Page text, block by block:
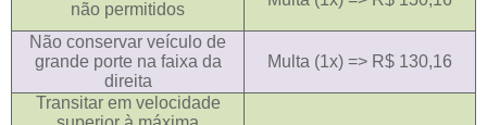
não permitidos
Não conservar veículo de
grande porte na faixa da
direita
Multa (1x) => R$ 130,16
Transitar em velocidade